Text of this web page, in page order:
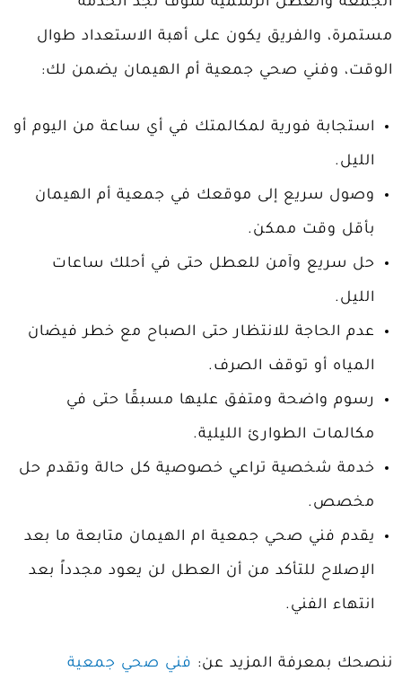
مستمرة، والفريق يكون على أهبة الاستعداد طوال
الوقت، وفني صحي جمعية أم الهيمان يضمن لك:
استجابة فورية لمكالمتك في أي ساعة من اليوم أو
الليل.
وصول سريع إلى موقعك في جمعية أم الهيمان
بأقل وقت ممكن.
حل سريع وآمن للعطل حتى في أحلك ساعات
الليل.
عدم الحاجة للانتظار حتى الصباح مع خطر فيضان
المياه أو توقف الصرف.
رسوم واضحة ومتفق عليها مسبقًا حتى في
مكالمات الطوارئ الليلية.
خدمة شخصية تراعي خصوصية كل حالة وتقدم حل
مخصص.
يقدم فني صحي جمعية ام الهيمان متابعة ما بعد
الإصلاح للتأكد من أن العطل لن يعود مجدداً بعد
انتهاء الفني.
ننصحك بمعرفة المزيد عن: فني صحي جمعية